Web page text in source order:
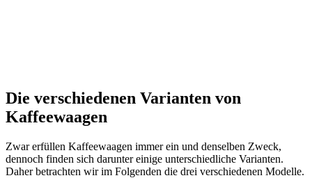
Die verschiedenen Varianten von
Kaffeewaagen
Zwar erfüllen Kaffeewaagen immer ein und denselben Zweck,
dennoch finden sich darunter einige unterschiedliche Varianten.
Daher betrachten wir im Folgenden die drei verschiedenen Modelle.